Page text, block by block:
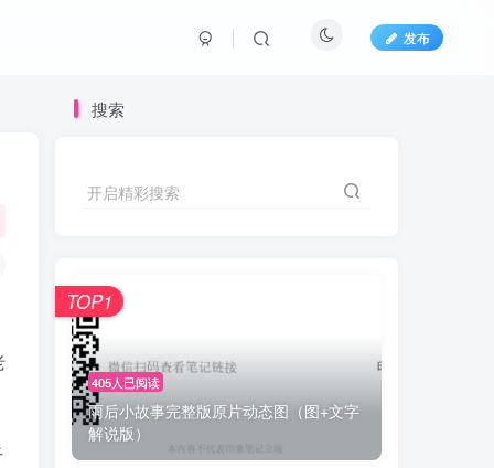
发布
搜索
开启精彩搜索
405人已阅读
雨后小故事完整版原片动态图（图+文字
解说版）
TOP1